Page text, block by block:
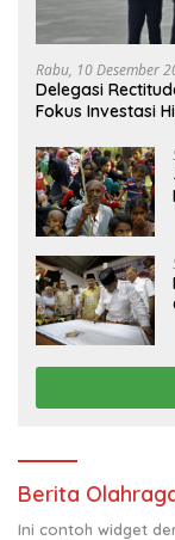
Rabu, 10 Desember
Delegasi
Fokus Investasi
Berita
Ini contoh widget